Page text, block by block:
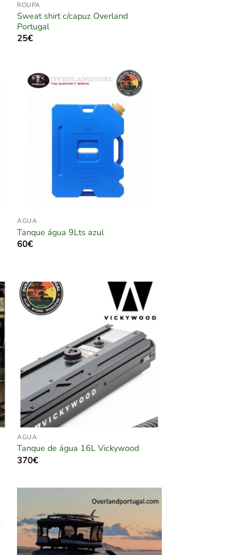
ROUPA
Sweat shirt c/capuz Overland
Portugal
25€
ÁGUA
Tanque água 9Lts azul
60€
ÁGUA
Tanque de água 16L Vickywood
370€